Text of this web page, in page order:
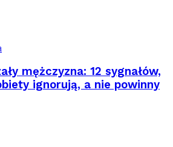
mężczyzna: 12 sygnałów,
ignorują, a nie powinny